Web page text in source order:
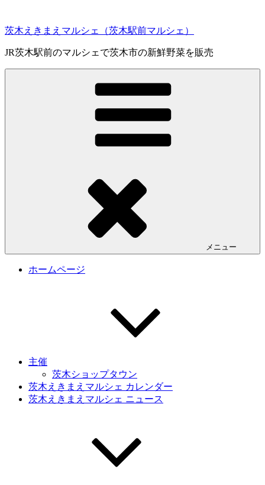
テ
ン
へ
茨木えきまえマルシェ（茨木駅前マルシェ）
JR茨木駅前のマルシェで茨木市の新鮮野菜を販売
メニュー
ホームページ
主催
茨木ショップタウン
茨木えきまえマルシェ カレンダー
茨木えきまえマルシェ ニュース